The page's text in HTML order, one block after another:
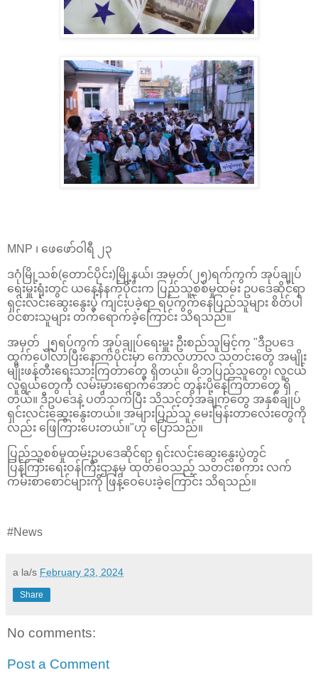
MNP ၊ ဖေဖော်ဝါရီ ၂၃
ဒဂုံမြို့သစ်(တောင်ပိုင်း)မြို့နယ်၊ အမှတ်(၂၅)ရက်ကွက် အုပ်ချုပ်
ရေးမှူးရုံးတွင် ယနေ့နံနက်ပိုင်းက ပြည်သူ့စစ်မှုထမ်း ဥပဒေဆိုင်ရာ
ရှင်းလင်းဆွေးနွေးပွဲ ကျင်းပခဲ့ရာ ရပ်ကွက်နေပြည်သူများ စိတ်ပါ
ဝင်စားသူများ တက်ရောက်ခဲ့ကြောင်း သိရသည်။
အမှတ် ၂၅ရပ်ကွက် အုပ်ချုပ်ရေးမှူး ဦးစည်သူမြင့်က "ဒီဥပဒေ
ထွက်ပေါ်လာပြီးနောက်ပိုင်းမှာ ကောလဟာလ သတင်းတွေ အမျိုး
မျိုးဖန်တီးရေးသားကြတာတွေ ရှိတယ်။ မိဘပြည်သူတွေ၊ လူငယ်
လူရွယ်တွေကို လမ်းမှားရောက်အောင် တွန်းပို့နေကြတာတွေ ရှိ
တယ်။ ဒီဥပဒေနဲ့ ပတ်သက်ပြီး သိသင့်တဲ့အချက်တွေ အနှစ်ချုပ်
ရှင်းလင်းဆွေးနွေးတယ်။ အများပြည်သူ မေးမြန်းတာလေးတွေကို
လည်း ဖြေကြားပေးတယ်။"ဟု ပြောသည်။
ပြည်သူ့စစ်မှုထမ်းဥပဒေဆိုင်ရာ ရှင်းလင်းဆွေးနွေးပွဲတွင်
ပြန်ကြားရေးဝန်ကြီးဌာနမှ ထုတ်ဝေသည့် သတင်းစကား လက်
ကမ်းစာစောင်များကို ဖြန့်ဝေပေးခဲ့ကြောင်း သိရသည်။
#News
a la/s February 23, 2024
Share
No comments:
Post a Comment